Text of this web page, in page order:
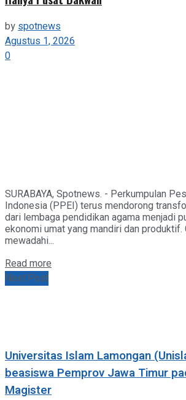
by spotnews
Agustus 1, 2026
0
SURABAYA, Spotnews. - Perkumpulan
Indonesia (PPEI) terus mendorong
dari lembaga pendidikan agama menjadi
ekonomi umat yang mandiri dan produktif.
mewadahi...
Read more
Next Post
Universitas Islam Lamongan
beasiswa Pemprov Jawa Timur
Magister